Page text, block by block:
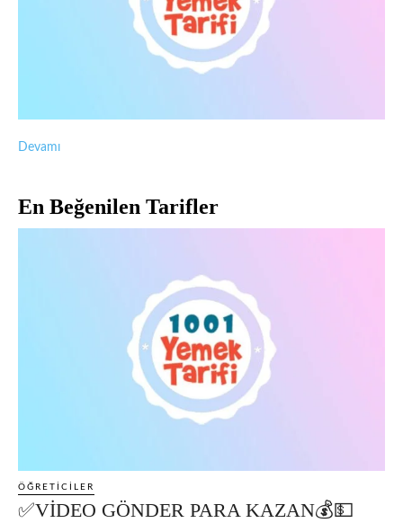
Devamı
En Beğenilen Tarifler
ÖĞRETICILER
✅VİDEO GÖNDER PARA KAZAN💰💵